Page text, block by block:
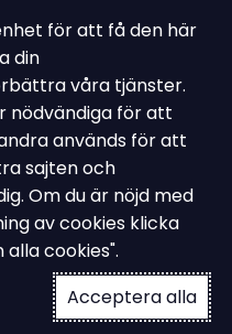
Glimberg
meddela att Ampiro
för att få den här
din
våra tjänster.
nödvändiga för att
används för att
sajten och
Om du är nöjd med
av cookies klicka
cookies".
Acceptera alla